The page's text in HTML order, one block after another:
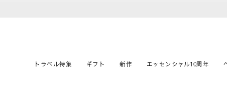
トラベル特集 ギフト 新作 エッセンシャル10周年